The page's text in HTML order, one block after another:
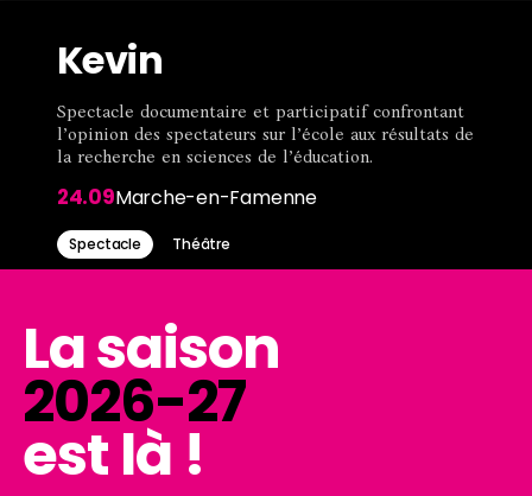
Tarifs, horaires, accessibilité, …
À propos
La MCFA et les équipes
Brasserie
La saison
2026-27
est là !
Contenu
mis
en
avant
Kevin
Spectacle documentaire et participatif confrontant
l’opinion des spectateurs sur l’école aux résultats de
la recherche en sciences de l’éducation.
24.09Marche-en-Famenne
Spectacle Théâtre